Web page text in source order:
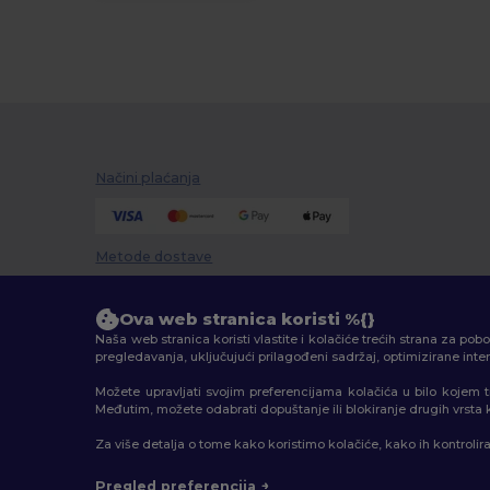
Result Safe-Guard (6)
Result Work-Guard (7)
Rimeck (34)
Roly (44)
Russell (3)
SOL'S (10)
Načini plaćanja
Metode dostave
2026. Sva prava zadržana
Ova web stranica koristi %{}
Naša web stranica koristi vlastite i kolačiće trećih strana za
pregledavanja, uključujući prilagođeni sadržaj, optimizirane
Možete upravljati svojim preferencijama kolačića u bilo
Međutim, možete odabrati dopuštanje ili blokiranje drugih
Za više detalja o tome kako koristimo kolačiće, kako ih
Pregled preferencija